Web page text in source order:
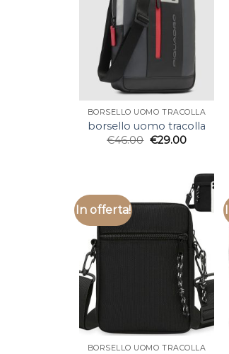
BORSELLO UOMO TRACOLLA
borsello uomo tracolla
€46.00 €29.00
In offerta!
BORSELLO UOMO TRACOLLA